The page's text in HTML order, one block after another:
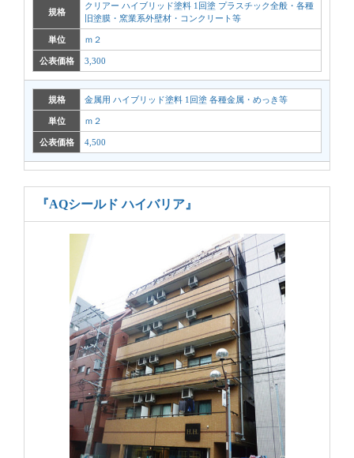
規格
クリアー ハイブリッド塗料 1回塗 プラスチック全般・各種
旧塗膜・窯業系外壁材・コンクリート等
単位 ｍ２
公表価格 3,300
規格 金属用 ハイブリッド塗料 1回塗 各種金属・めっき等
単位 ｍ２
公表価格 4,500
『AQシールド ハイバリア』